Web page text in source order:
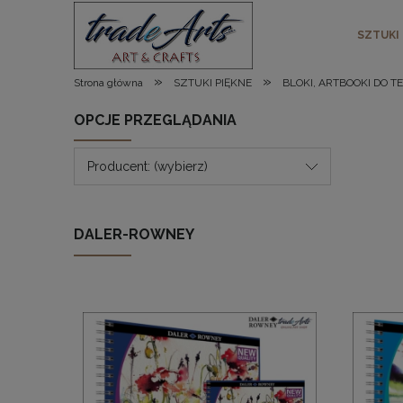
SZTUKI
Strona główna » SZTUKI PIĘKNE » BLOKI, ARTBOOKI DO
OPCJE PRZEGLĄDANIA
Producent: (wybierz)
DALER-ROWNEY